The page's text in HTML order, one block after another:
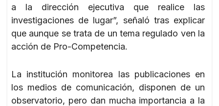
a la dirección ejecutiva que realice las
investigaciones de lugar”, señaló tras explicar
que aunque se trata de un tema regulado ven la
acción de Pro-Competencia.
La institución monitorea las publicaciones en
los medios de comunicación, disponen de un
observatorio, pero dan mucha importancia a la